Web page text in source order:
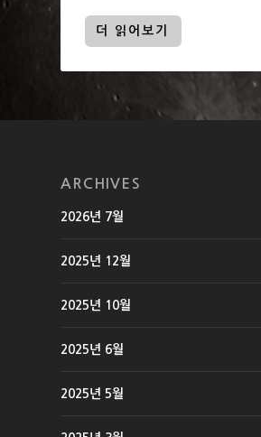
더 읽어보기
ARCHIVES
2026년 7월
2025년 12월
2025년 10월
2025년 6월
2025년 5월